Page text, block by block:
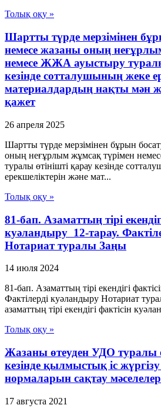
Толық оқу »
Шартты түрде мерзімінен
немесе жазаны оның
немесе ЖЖА ауыстыру туралы
кезінде сотталушының жеке
материалдардың нақты мән
қажет
26 апреля 2025
Шартты түрде мерзімінен бұрын
оның неғұрлым жұмсақ түрімен
туралы өтінішті қарау кезінде
ерекшеліктерін және мат...
Толық оқу »
81-бап. Азаматтың тiрi
куәландыру 12-тарау.
Нотариат туралы Заңы
14 июля 2024
81-бап. Азаматтың тiрi екендiгi
Фактiлердi куәландыру Нотариат
азаматтың тiрi екендiгi фактiсiн
Толық оқу »
Жазаны өтеуден УДО туралы
кезінде қылмыстық іс
нормаларын сақтау
17 августа 2021